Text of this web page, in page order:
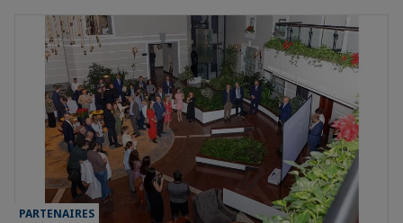
PARTENAIRES